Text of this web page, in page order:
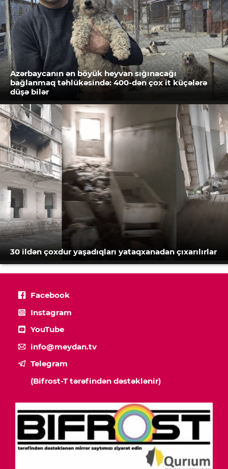
Azərbaycanın ən böyük heyvan sığınacağı
bağlanmaq təhlükəsində: 400-dən çox it küçələrə
düşə bilər
30 ildən çoxdur yaşadıqları yataqxanadan çıxarılırlar
Facebook
Instagram
YouTube
info@meydan.tv
Telegram
(Bifrost-T tərəfindən dəstəklənir)